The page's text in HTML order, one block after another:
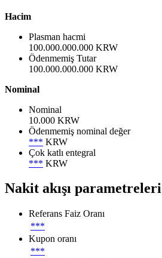
Hacim
Plasman hacmi
100.000.000.000 KRW
Ödenmemiş Tutar
100.000.000.000 KRW
Nominal
Nominal
10.000 KRW
Ödenmemiş nominal değer
*** KRW
Çok katlı entegral
*** KRW
Nakit akışı parametreleri
Referans Faiz Oranı
***
Kupon oranı
***